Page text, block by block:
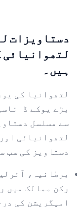
دستاویزات
لتھوانیائی
ہیں۔
لتھوانیا کی
بڑے یوکے
سے مسلسل
لتھوانیائی
دستاویز کی سب
برطانیہ،
رکن ممالک میں
امیگریشن کی